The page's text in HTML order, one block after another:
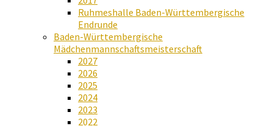
Ruhmeshalle Baden-Württembergische
Endrunde
Baden-Württembergische
Mädchenmannschaftsmeisterschaft
2027
2026
2025
2024
2023
2022